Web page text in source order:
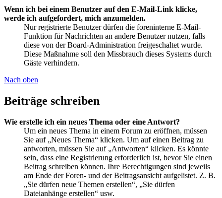
Wenn ich bei einem Benutzer auf den E-Mail-Link klicke,
werde ich aufgefordert, mich anzumelden.
Nur registrierte Benutzer dürfen die foreninterne E-Mail-
Funktion für Nachrichten an andere Benutzer nutzen, falls
diese von der Board-Administration freigeschaltet wurde.
Diese Maßnahme soll den Missbrauch dieses Systems durch
Gäste verhindern.
Nach oben
Beiträge schreiben
Wie erstelle ich ein neues Thema oder eine Antwort?
Um ein neues Thema in einem Forum zu eröffnen, müssen
Sie auf „Neues Thema“ klicken. Um auf einen Beitrag zu
antworten, müssen Sie auf „Antworten“ klicken. Es könnte
sein, dass eine Registrierung erforderlich ist, bevor Sie einen
Beitrag schreiben können. Ihre Berechtigungen sind jeweils
am Ende der Foren- und der Beitragsansicht aufgelistet. Z. B.
„Sie dürfen neue Themen erstellen“, „Sie dürfen
Dateianhänge erstellen“ usw.